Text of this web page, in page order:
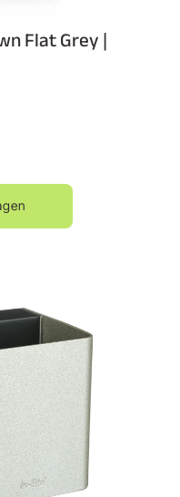
Flat Grey |